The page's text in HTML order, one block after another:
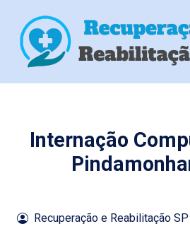
Internação
Recuperação e Reabilitação SP